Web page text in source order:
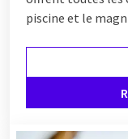
piscine et le